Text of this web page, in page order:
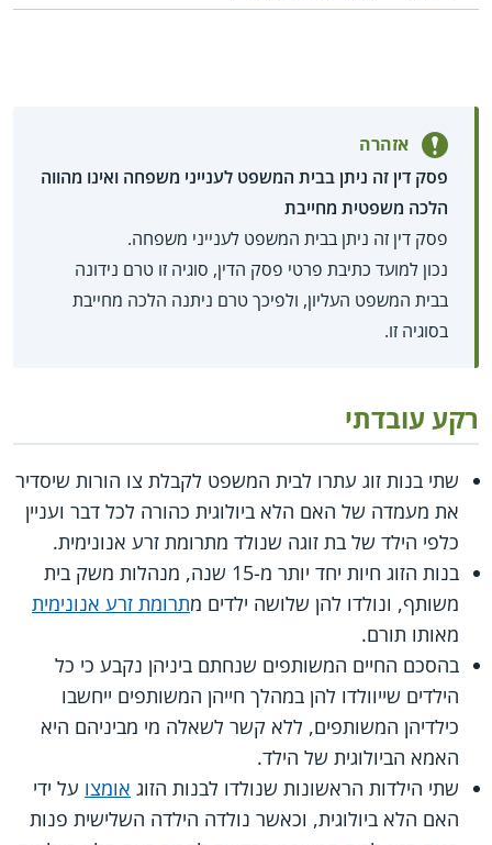
אזהרה
פסק דין זה ניתן בבית המשפט לענייני משפחה ואינו מהווה
הלכה משפטית מחייבת
פסק דין זה ניתן בבית המשפט לענייני משפחה.
נכון למועד כתיבת פרטי פסק הדין, סוגיה זו טרם נידונה
בבית המשפט העליון, ולפיכך טרם ניתנה הלכה מחייבת
בסוגיה זו.
רקע עובדתי
שתי בנות זוג עתרו לבית המשפט לקבלת צו הורות שיסדיר
את מעמדה של האם הלא ביולוגית כהורה לכל דבר ועניין
כלפי הילד של בת זוגה שנולד מתרומת זרע אנונימית.
בנות הזוג חיות יחד יותר מ-15 שנה, מנהלות משק בית
משותף, ונולדו להן שלושה ילדים מתרומת זרע אנונימית
מאותו תורם.
בהסכם החיים המשותפים שנחתם ביניהן נקבע כי כל
הילדים שייוולדו להן במהלך חייהן המשותפים ייחשבו
כילדיהן המשותפים, ללא קשר לשאלה מי מביניהם היא
האמא הביולוגית של הילד.
שתי הילדות הראשונות שנולדו לבנות הזוג אומצו על ידי
האם הלא ביולוגית, וכאשר נולדה הילדה השלישית פנות